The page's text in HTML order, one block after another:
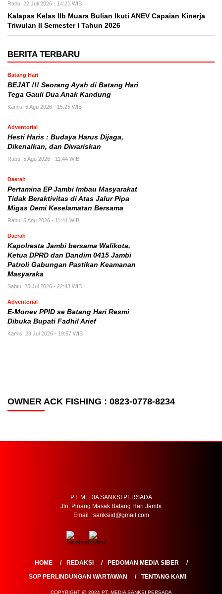
Rabu, 22 Juli 2026 - 14:21 WIB
Kalapas Kelas IIb Muara Bulian Ikuti ANEV Capaian Kinerja
Triwulan II Semester I Tahun 2026
BERITA TERBARU
Batang Hari
BEJAT !!! Seorang Ayah di Batang Hari
Tega Gauli Dua Anak Kandung
Kamis, 6 Agu 2026 - 15:25 WIB
Adventorial
Hesti Haris : Budaya Harus Dijaga,
Dikenalkan, dan Diwariskan
Rabu, 5 Agu 2026 - 11:44 WIB
Daerah
Pertamina EP Jambi Imbau Masyarakat
Tidak Beraktivitas di Atas Jalur Pipa
Migas Demi Keselamatan Bersama
Rabu, 5 Agu 2026 - 11:41 WIB
Daerah
Kapolresta Jambi bersama Walikota,
Ketua DPRD dan Dandim 0415 Jambi
Patroli Gabungan Pastikan Keamanan
Masyaraka
Sabtu, 25 Jul 2026 - 22:43 WIB
Adventorial
E-Monev PPID se Batang Hari Resmi
Dibuka Bupati Fadhil Arief
Kamis, 23 Jul 2026 - 19:57 WIB
OWNER ACK FISHING : 0823-0778-8234
REDAKSI